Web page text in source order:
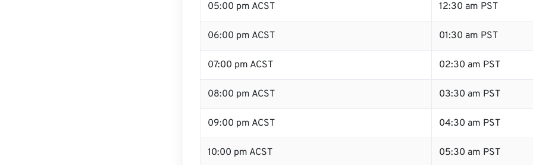
05:00 pm ACST 12:30 am PST
06:00 pm ACST 01:30 am PST
07:00 pm ACST 02:30 am PST
08:00 pm ACST 03:30 am PST
09:00 pm ACST 04:30 am PST
10:00 pm ACST 05:30 am PST